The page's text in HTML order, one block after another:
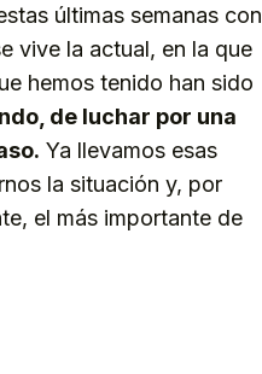
últimas semanas con
vive la actual, en la que
hemos tenido han sido
de luchar por una
Ya llevamos esas
la situación y, por
el más importante de